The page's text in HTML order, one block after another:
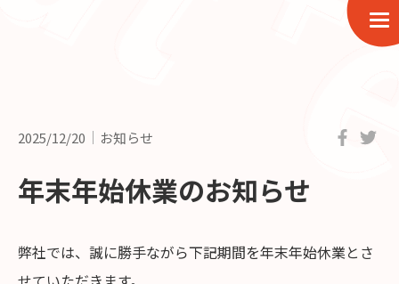
2025/12/20 お知らせ
年末年始休業のお知らせ
弊社では、誠に勝手ながら下記期間を年末年始休業とさ